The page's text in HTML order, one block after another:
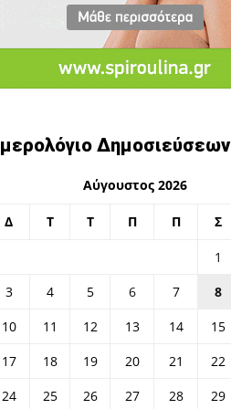
Δημοσιεύσεων
Αύγουστος 2026
Δ Τ Τ Π Π Σ
1
3
4 5 6 7 8
10
11 12 13 14 15
17
18 19 20 21 22
24
25 26 27 28 29